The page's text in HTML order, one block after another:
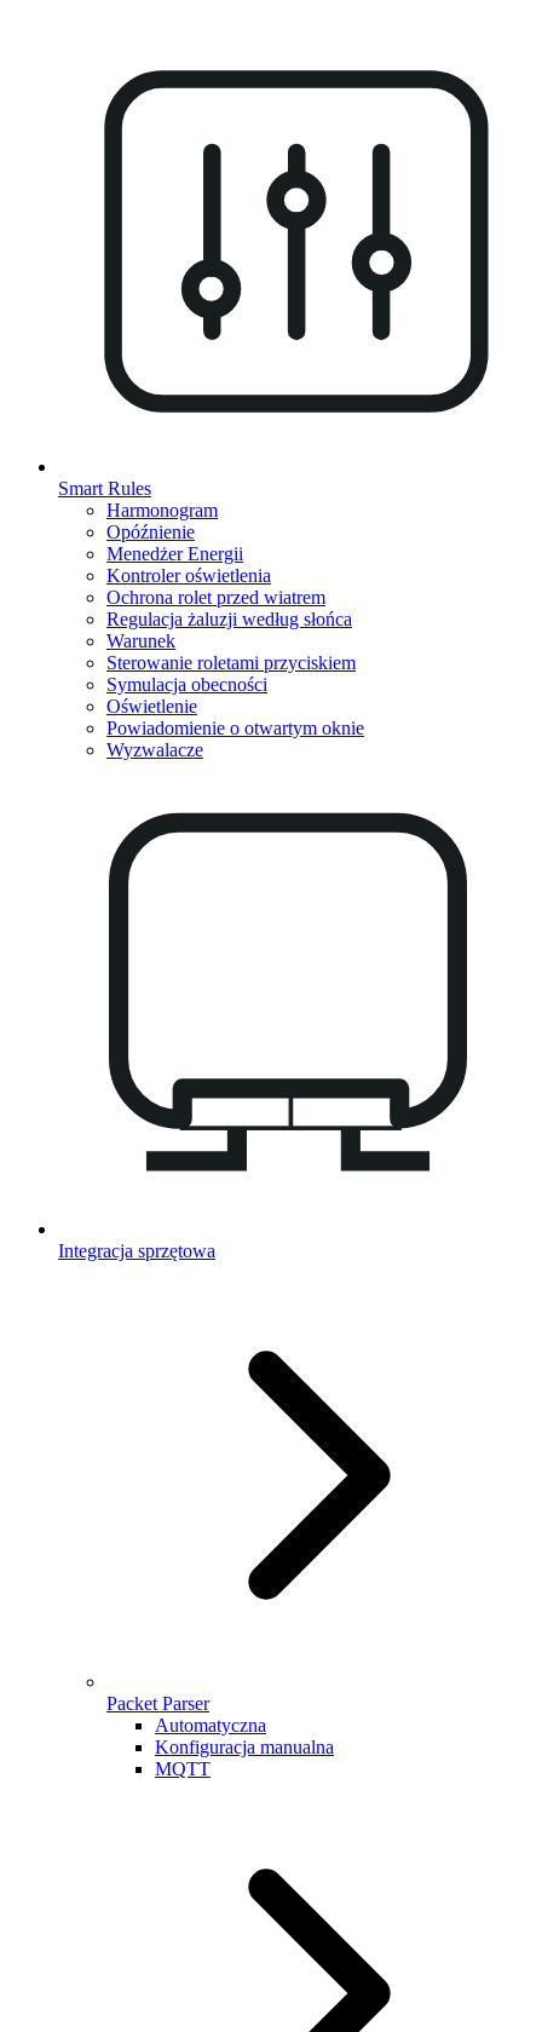
Smart Rules
Harmonogram
Opóźnienie
Menedżer Energii
Kontroler oświetlenia
Ochrona rolet przed wiatrem
Regulacja żaluzji według słońca
Warunek
Sterowanie roletami przyciskiem
Symulacja obecności
Oświetlenie
Powiadomienie o otwartym oknie
Wyzwalacze
Integracja sprzętowa
Packet Parser
Automatyczna
Konfiguracja manualna
MQTT